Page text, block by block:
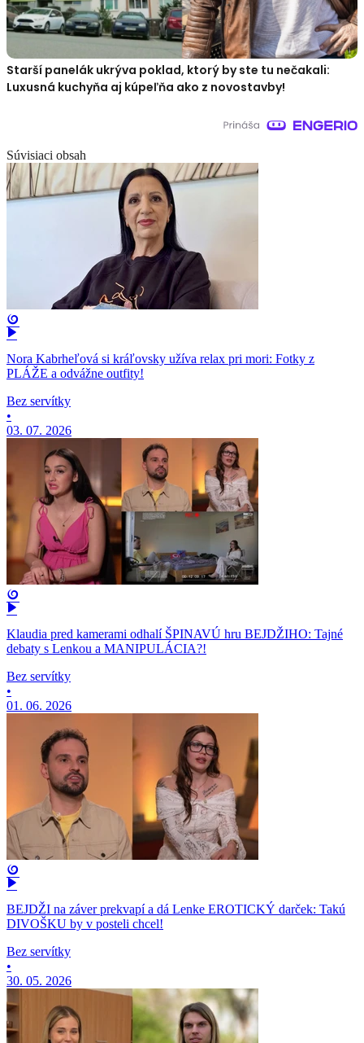
Starší panelák ukrýva poklad, ktorý by ste tu nečakali:
Luxusná kuchyňa aj kúpeľňa ako z novostavby!
Súvisiaci obsah
Nora Kabrheľová si kráľovsky užíva relax pri mori: Fotky z
PLÁŽE a odvážne outfity!
Bez servítky
•
03. 07. 2026
Klaudia pred kamerami odhalí ŠPINAVÚ hru BEJDŽIHO: Tajné
debaty s Lenkou a MANIPULÁCIA?!
Bez servítky
•
01. 06. 2026
BEJDŽI na záver prekvapí a dá Lenke EROTICKÝ darček: Takú
DIVOŠKU by v posteli chcel!
Bez servítky
•
30. 05. 2026